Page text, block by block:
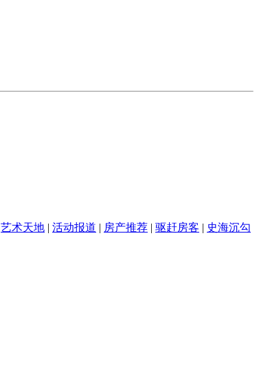
艺术天地 | 活动报道 | 房产推荐 | 驱赶房客 | 史海沉勾